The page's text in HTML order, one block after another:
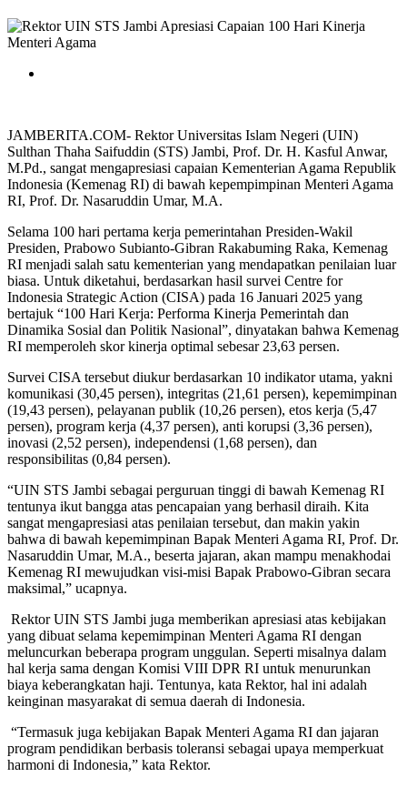
JAMBERITA.COM- Rektor Universitas Islam Negeri (UIN)
Sulthan Thaha Saifuddin (STS) Jambi, Prof. Dr. H. Kasful Anwar,
M.Pd., sangat mengapresiasi capaian Kementerian Agama Republik
Indonesia (Kemenag RI) di bawah kepempimpinan Menteri Agama
RI, Prof. Dr. Nasaruddin Umar, M.A.
Selama 100 hari pertama kerja pemerintahan Presiden-Wakil
Presiden, Prabowo Subianto-Gibran Rakabuming Raka, Kemenag
RI menjadi salah satu kementerian yang mendapatkan penilaian luar
biasa. Untuk diketahui, berdasarkan hasil survei Centre for
Indonesia Strategic Action (CISA) pada 16 Januari 2025 yang
bertajuk “100 Hari Kerja: Performa Kinerja Pemerintah dan
Dinamika Sosial dan Politik Nasional”, dinyatakan bahwa Kemenag
RI memperoleh skor kinerja optimal sebesar 23,63 persen.
Survei CISA tersebut diukur berdasarkan 10 indikator utama, yakni
komunikasi (30,45 persen), integritas (21,61 persen), kepemimpinan
(19,43 persen), pelayanan publik (10,26 persen), etos kerja (5,47
persen), program kerja (4,37 persen), anti korupsi (3,36 persen),
inovasi (2,52 persen), independensi (1,68 persen), dan
responsibilitas (0,84 persen).
“UIN STS Jambi sebagai perguruan tinggi di bawah Kemenag RI
tentunya ikut bangga atas pencapaian yang berhasil diraih. Kita
sangat mengapresiasi atas penilaian tersebut, dan makin yakin
bahwa di bawah kepemimpinan Bapak Menteri Agama RI, Prof. Dr.
Nasaruddin Umar, M.A., beserta jajaran, akan mampu menakhodai
Kemenag RI mewujudkan visi-misi Bapak Prabowo-Gibran secara
maksimal,” ucapnya.
Rektor UIN STS Jambi juga memberikan apresiasi atas kebijakan
yang dibuat selama kepemimpinan Menteri Agama RI dengan
meluncurkan beberapa program unggulan. Seperti misalnya dalam
hal kerja sama dengan Komisi VIII DPR RI untuk menurunkan
biaya keberangkatan haji. Tentunya, kata Rektor, hal ini adalah
keinginan masyarakat di semua daerah di Indonesia.
“Termasuk juga kebijakan Bapak Menteri Agama RI dan jajaran
program pendidikan berbasis toleransi sebagai upaya memperkuat
harmoni di Indonesia,” kata Rektor.